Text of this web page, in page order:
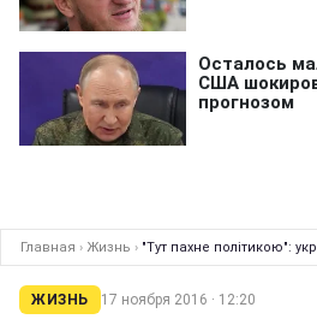
Главная › Жизнь › "Тут пахне політикою":
ЖИЗНЬ 17 ноября 2016 · 12:20